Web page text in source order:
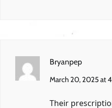
Bryanpep
March 20, 2025 at
Their